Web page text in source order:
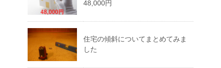
48,000円
住宅の傾斜についてまとめてみま
した